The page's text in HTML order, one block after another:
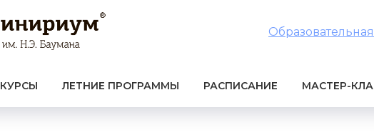
КУРСЫ ЛЕТНИЕ ПРОГРАММЫ РАСПИСАНИЕ МАСТЕР-